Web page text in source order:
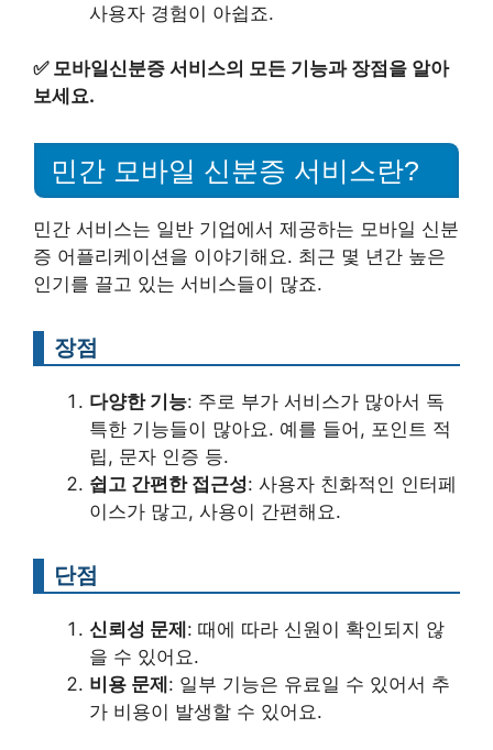
사용자 경험이 아쉽죠.
✅ 모바일신분증 서비스의 모든 기능과 장점을 알아
보세요.
민간 모바일 신분증 서비스란?
민간 서비스는 일반 기업에서 제공하는 모바일 신분
증 어플리케이션을 이야기해요. 최근 몇 년간 높은
인기를 끌고 있는 서비스들이 많죠.
장점
다양한 기능: 주로 부가 서비스가 많아서 독
특한 기능들이 많아요. 예를 들어, 포인트 적
립, 문자 인증 등.
쉽고 간편한 접근성: 사용자 친화적인 인터페
이스가 많고, 사용이 간편해요.
단점
신뢰성 문제: 때에 따라 신원이 확인되지 않
을 수 있어요.
비용 문제: 일부 기능은 유료일 수 있어서 추
가 비용이 발생할 수 있어요.